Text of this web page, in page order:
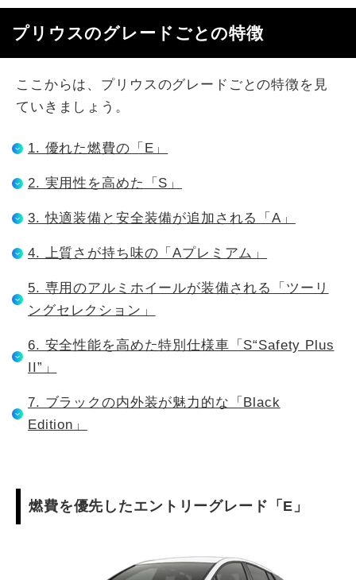
プリウスのグレードごとの特徴
ここからは、プリウスのグレードごとの特徴を見
ていきましょう。
​1. 優れた燃費の「E」
2. 実用性を高めた「S」
3. 快適装備と安全装備が追加される「A」
4. 上質さが持ち味の「Aプレミアム」
5. 専用のアルミホイールが装備される「ツーリ
ングセレクション」
6. 安全性能を高めた特別仕様車「S“Safety Plus
II”」
7. ブラックの内外装が魅力的な「Black
Edition」
燃費を優先したエントリーグレード「E」